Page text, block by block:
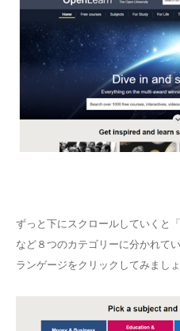
ずっと下にスクロールしていくと
など８つのカテゴリーに分かれてい
ランゲージをクリックしてみましょ